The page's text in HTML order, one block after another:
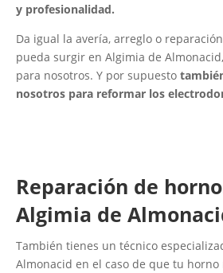
y profesionalidad.
Da igual la avería, arreglo o
pueda surgir en Algimia de
para nosotros. Y por supuesto
nosotros para reformar los
Reparación de
Algimia de
También tienes un técnico
Almonacid en el caso de que tu